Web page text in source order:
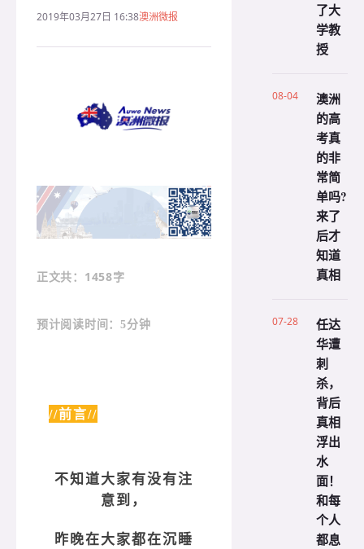
2019年03月27日 16:38澳洲微报
正文共 ：1458字
预计阅读时间：5分钟
//前言//
不知道大家有没有注
意到，
昨晚在大家都在沉睡
了大
学教
授
08-04
澳洲
的高
考真
的非
常简
单吗?
来了
后才
知道
真相
07-28
任达
华遭
刺
杀，
背后
真相
浮出
水
面！
和每
个人
都息